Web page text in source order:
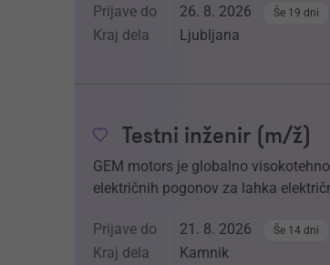
Prijave do 26. 8. 2026 Še 19 dni
Kraj dela Ljubljana
Testni inženir (m/ž)
GEM motors je globalno
električnih pogonov za lahka
Prijave do 21. 8. 2026 Še 14 dni
Kraj dela Kamnik